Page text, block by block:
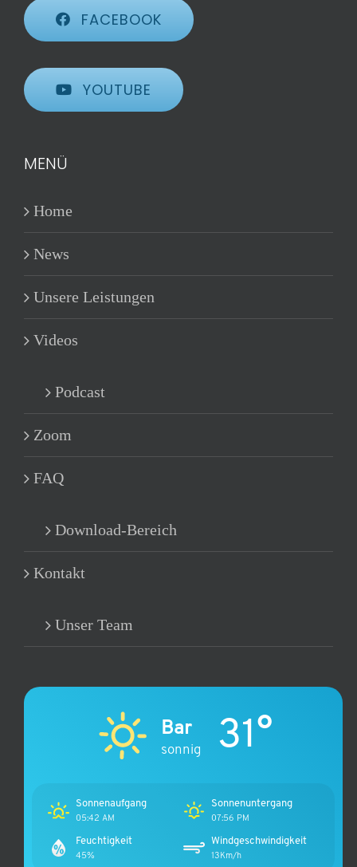
FACEBOOK
YOUTUBE
MENÜ
Home
News
Unsere Leistungen
Videos
Podcast
Zoom
FAQ
Download-Bereich
Kontakt
Unser Team
Bar
sonnig 31°
Sonnenaufgang
05:42 AM
Sonnenuntergang
07:56 PM
Feuchtigkeit
45%
Windgeschwindigkeit
13Km/h